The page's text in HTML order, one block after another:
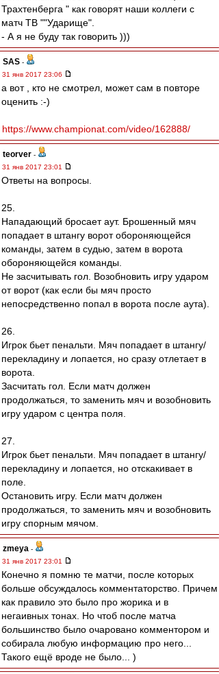
Трахтенберга " как говорят наши коллеги с
матч ТВ ""Ударище".
- А я не буду так говорить )))
SAS -
31 янв 2017 23:06
а вот , кто не смотрел, может сам в повторе
оценить :-)
https://www.championat.com/video/162888/
teorver -
31 янв 2017 23:01
Ответы на вопросы.
25.
Нападающий бросает аут. Брошенный мяч
попадает в штангу ворот обороняющейся
команды, затем в судью, затем в ворота
обороняющейся команды.
Не засчитывать гол. Возобновить игру ударом
от ворот (как если бы мяч просто
непосредственно попал в ворота после аута).
26.
Игрок бьет пенальти. Мяч попадает в штангу/
перекладину и лопается, но сразу отлетает в
ворота.
Засчитать гол. Если матч должен
продолжаться, то заменить мяч и возобновить
игру ударом с центра поля.
27.
Игрок бьет пенальти. Мяч попадает в штангу/
перекладину и лопается, но отскакивает в
поле.
Остановить игру. Если матч должен
продолжаться, то заменить мяч и возобновить
игру спорным мячом.
zmeya -
31 янв 2017 23:01
Конечно я помню те матчи, после которых
больше обсуждалось комментаторство. Причем
как правило это было про жорика и в
негаивных тонах. Но чтоб после матча
большинство было очаровано комментором и
собирала любую информацию про него...
Такого ещё вроде не было... )